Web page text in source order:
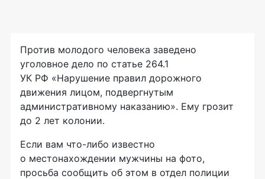
Против молодого человека заведено
уголовное дело по статье 264.1
УК РФ «Нарушение правил дорожного
движения лицом, подвергнутым
административному наказанию». Ему грозит
до 2 лет колонии.
Если вам что-либо известно
о местонахождении мужчины на фото,
просьба сообщить об этом в отдел полиции